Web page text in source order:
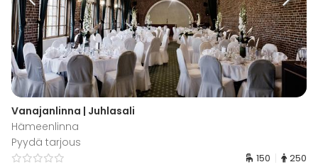
Vanajanlinna | Juhlasali
Hämeenlinna
Pyydä tarjous
150 250